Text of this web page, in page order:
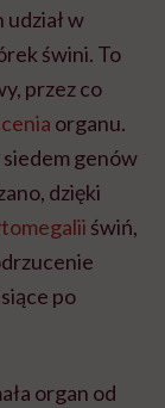
w
świni. To
przez co
organu.
genów
dzięki
świń,
po
organ od